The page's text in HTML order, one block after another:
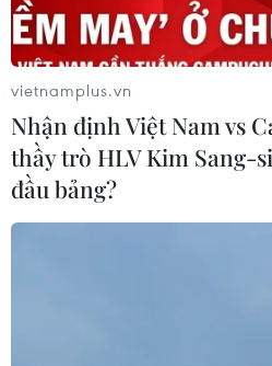
vietnamplus.vn
Nhận định Việt Nam vs
thầy trò HLV Kim Sang-
đầu bảng?